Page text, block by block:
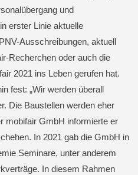
und
erster Linie aktuelle
Ausschreibungen, aktuell
Recherchen oder auch die
2021 ins Leben gerufen hat.
fest: „Wir werden überall
Die Baustellen werden eher
mobifair GmbH informierte er
In 2021 gab die GmbH in
Seminare, unter anderem
In diesem Rahmen